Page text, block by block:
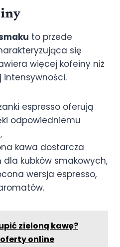
to przede
się
więcej kofeiny niż
intensywności.
espresso oferują
odpowiedniemu
kawa dostarcza
kubków smakowych,
wersja espresso,
zieloną kawę?
online